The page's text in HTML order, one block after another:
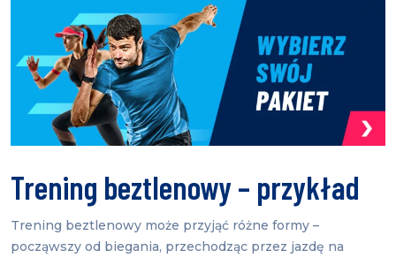
Trening beztlenowy – przykład
Trening beztlenowy może przyjąć różne formy –
począwszy od biegania, przechodząc przez jazdę na